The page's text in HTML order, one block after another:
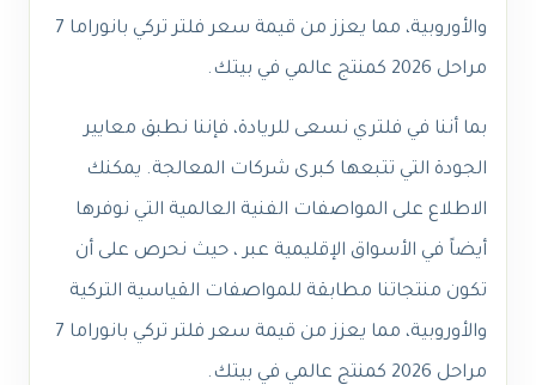
والأوروبية، مما يعزز من قيمة سعر فلتر تركي بانوراما 7
مراحل 2026 كمنتج عالمي في بيتك.
بما أننا في فلتري نسعى للريادة، فإننا نطبق معايير
الجودة التي تتبعها كبرى شركات المعالجة. يمكنك
الاطلاع على المواصفات الفنية العالمية التي نوفرها
أيضاً في الأسواق الإقليمية عبر ، حيث نحرص على أن
تكون منتجاتنا مطابقة للمواصفات القياسية التركية
والأوروبية، مما يعزز من قيمة سعر فلتر تركي بانوراما 7
مراحل 2026 كمنتج عالمي في بيتك.